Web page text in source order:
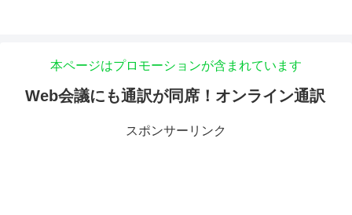
本ページはプロモーションが含まれています
Web会議にも通訳が同席！オンライン通訳
スポンサーリンク